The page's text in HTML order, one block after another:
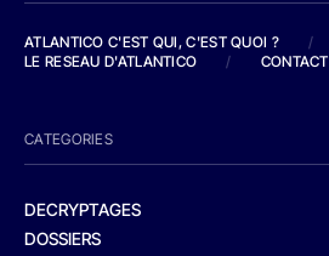
ATLANTICO C'EST QUI, C'EST QUOI ?
/
LE RESEAU D'ATLANTICO
/ CONTACT
CATEGORIES
DECRYPTAGES
DOSSIERS